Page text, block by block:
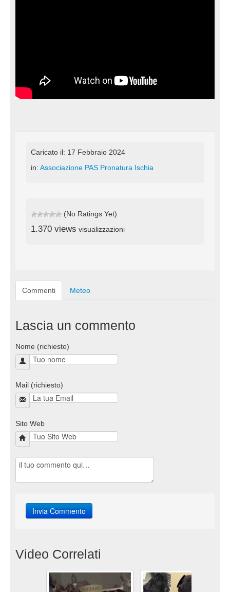
Caricato il: 17 Febbraio 2024
in: Associazione PAS Pronatura Ischia
(No Ratings Yet)
1.370 views visualizzazioni
Commenti Meteo
Lascia un commento
Nome (richiesto)
Mail (richiesto)
Sito Web
Video Correlati